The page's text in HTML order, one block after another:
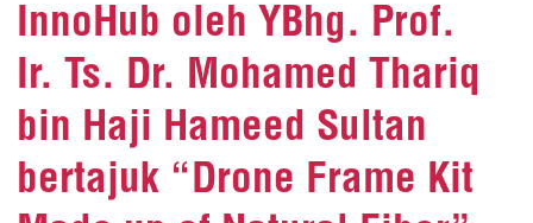
InnoHub oleh YBhg. Prof.
Ir. Ts. Dr. Mohamed Thariq
bin Haji Hameed Sultan
bertajuk “Drone Frame Kit